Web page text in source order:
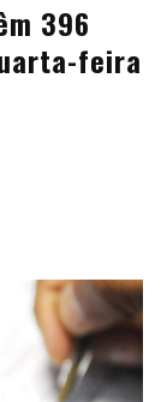
396
feira